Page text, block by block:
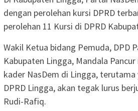
dengan perolehan kursi DPRD
perolehan 11 Kursi di DPRD
Wakil Ketua bidang Pemuda, DPD
Kabupaten Lingga, Mandala
kader NasDem di Lingga,
DPRD Lingga, akan tegak lurus
Rudi-Rafiq.